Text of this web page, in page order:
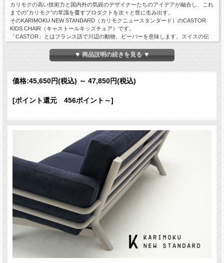
カリモクの高い技術力と国内外の気鋭のデザイナーたちのアイデアが融合し、これ
までの”カリモク”の常識を覆すプロダクトを次々と世に生み出す。
そのKARIMOKU NEW STANDARD（カリモクニュースタンダード）のCASTOR
KIDS CHAIR（キャストールキッズチェア）です。
「CASTOR」とはフランス語で川辺の動物、ビーバーを意味します。スイスの伝
統的なカフェで使われていたクラシックな椅子からインスパイアを受けてデザイン
されました。
大人用のチェアに加え、キッズチェアも仲間入り。シンプルなデザインと、ニッチ
なクリアカラーでさり気ない空間のアクセントに。北欧系のインテリアにも違和感
なく溶け込みます。
保育園やキッズルームなど、幼児の施設にもぴったりです。
ー）・PURE OAK（ピュアオーク）からお選びいただけます。
▼ 商品説明の続きを見る ▼
価格:45,650円(税込) ～ 47,850円(税込)
[ポイント還元 456ポイント～]